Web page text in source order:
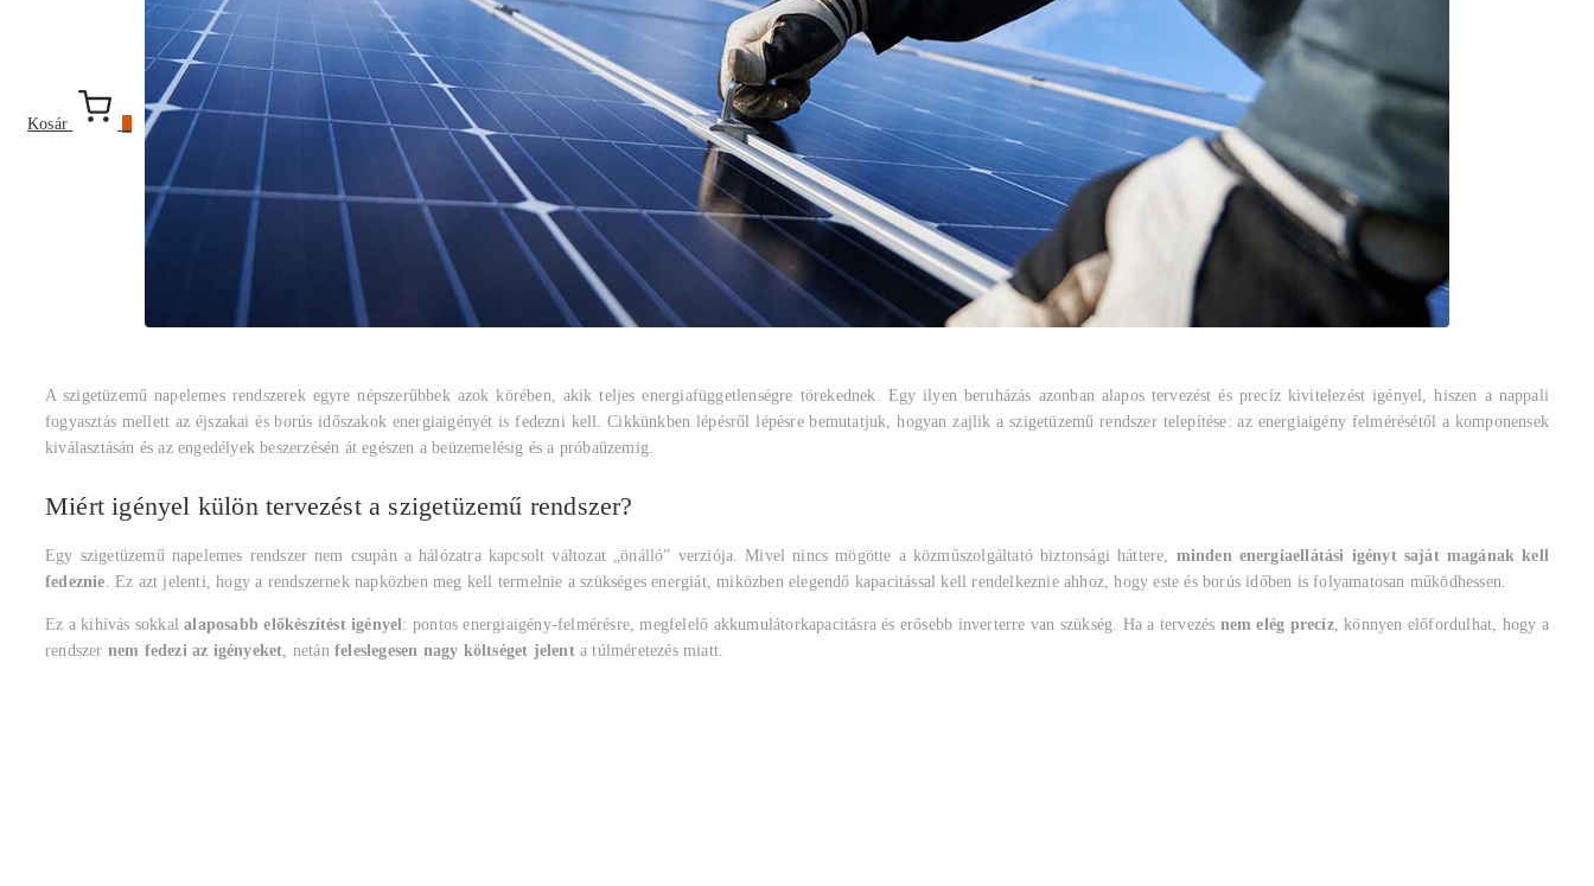
Kosár
A szigetüzemű napelemes rendszerek egyre népszerűbbek azok körében, akik teljes energiafüggetlenségre törekednek. Egy ilyen beruházás azonban alapos tervezést és precíz kivitelezést igényel, hiszen a nappali
fogyasztás mellett az éjszakai és borús időszakok energiaigényét is fedezni kell. Cikkünkben lépésről lépésre bemutatjuk, hogyan zajlik a szigetüzemű rendszer telepítése: az energiaigény felmérésétől a komponensek
kiválasztásán és az engedélyek beszerzésén át egészen a beüzemelésig és a próbaüzemig.
Miért igényel külön tervezést a szigetüzemű rendszer?
Egy szigetüzemű napelemes rendszer nem csupán a hálózatra kapcsolt változat „önálló” verziója. Mivel nincs mögötte a közműszolgáltató biztonsági háttere, minden energiaellátási igényt saját magának kell
fedeznie. Ez azt jelenti, hogy a rendszernek napközben meg kell termelnie a szükséges energiát, miközben elegendő kapacitással kell rendelkeznie ahhoz, hogy este és borús időben is folyamatosan működhessen.
Ez a kihívás sokkalalaposabb előkészítést igényel: pontos energiaigény-felmérésre, megfelelő akkumulátorkapacitásra és erősebb inverterre van szükség. Ha a tervezés nem elég precíz, könnyen előfordulhat, hogy a
rendszer nem fedezi az igényeket, netánfeleslegesen nagy költséget jelenta túlméretezés miatt.